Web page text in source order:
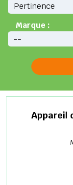
Marque :
Appareil